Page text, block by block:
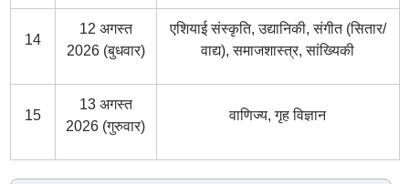
14
12 अगस्त
2026 (बुधवार)
एशियाई संस्कृति, उद्यानिकी, संगीत (सितार/
वाद्य), समाजशास्त्र, सांख्यिकी
15
13 अगस्त
2026 (गुरुवार)
वाणिज्य, गृह विज्ञान